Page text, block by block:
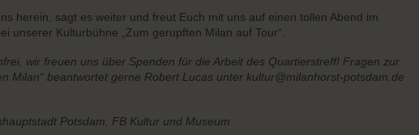
herein, sagt es weiter und freut Euch mit uns auf einen tollen Abend im
unserer Kulturbühne „Zum gerupften Milan auf Tour“.
wir freuen uns über Spenden für die Arbeit des Quartierstreff! Fragen zur
Milan“ beantwortet gerne Robert Lucas unter kultur@milanhorst-potsdam.de
Potsdam, FB Kultur und Museum